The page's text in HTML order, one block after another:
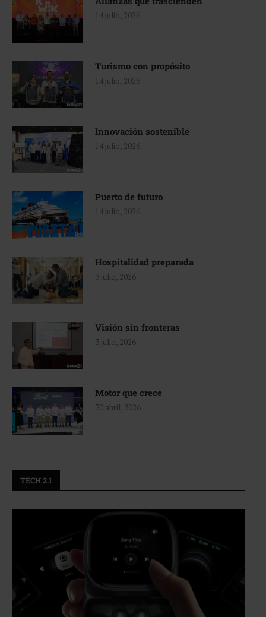
14 julio, 2026
Turismo con propósito
14 julio, 2026
Innovación sostenible
14 julio, 2026
Puerto de futuro
14 julio, 2026
Hospitalidad preparada
3 julio, 2026
Visión sin fronteras
3 julio, 2026
Motor que crece
30 abril, 2026
TECH 2.1